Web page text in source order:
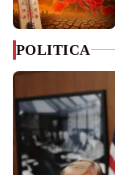
POLITICA